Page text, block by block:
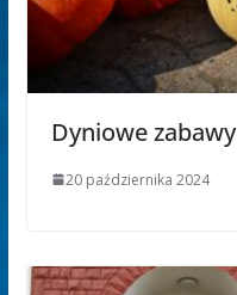
Dyniowe zabawy
20 października 2024